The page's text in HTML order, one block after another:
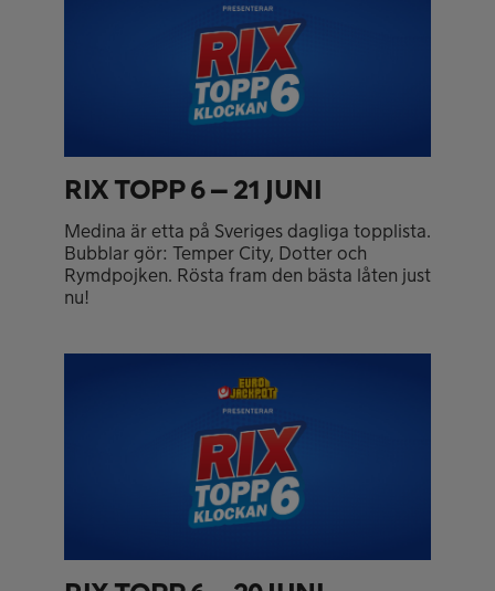
RIX TOPP 6 – 21 JUNI
Medina är etta på Sveriges dagliga topplista.
Bubblar gör: Temper City, Dotter och
Rymdpojken. Rösta fram den bästa låten just
nu!